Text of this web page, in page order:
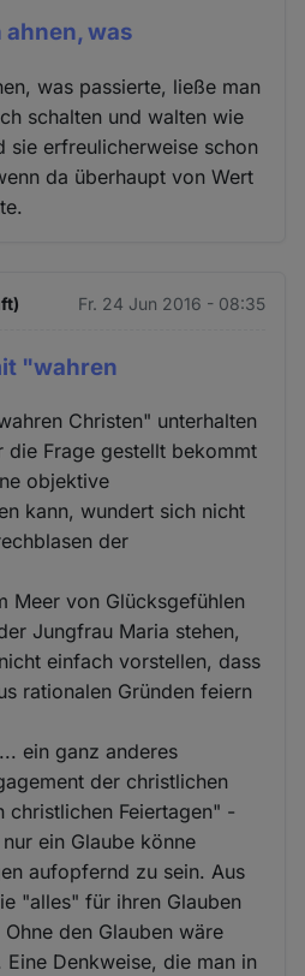
ahnen, was
was passierte, ließe man
schalten und walten wie
sie erfreulicherweise schon
da überhaupt von Wert
Fr. 24 Jun 2016 - 08:35
"wahren
Christen" unterhalten
die Frage gestellt bekommt
objektive
kann, wundert sich nicht
der
Meer von Glücksgefühlen
Jungfrau Maria stehen,
einfach vorstellen, dass
rationalen Gründen feiern
ein ganz anderes
der christlichen
christlichen Feiertagen" -
ein Glaube könne
aufopfernd zu sein. Aus
"alles" für ihren Glauben
den Glauben wäre
Denkweise, die man in